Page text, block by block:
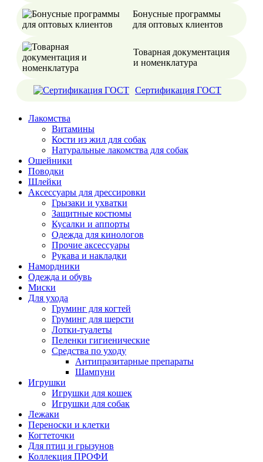
Бонусные программы
для оптовых клиентов
Товарная документация
и номенклатура
Сертификация ГОСТ
Лакомства
Витамины
Кости из жил для собак
Натуральные лакомства для собак
Ошейники
Поводки
Шлейки
Аксессуары для дрессировки
Грызаки и ухватки
Защитные костюмы
Кусалки и аппорты
Одежда для кинологов
Прочие аксессуары
Рукава и накладки
Намордники
Одежда и обувь
Миски
Для ухода
Груминг для когтей
Груминг для шерсти
Лотки-туалеты
Пеленки гигиенические
Средства по уходу
Антипразитарные препараты
Шампуни
Игрушки
Игрушки для кошек
Игрушки для собак
Лежаки
Переноски и клетки
Когтеточки
Для птиц и грызунов
Коллекция ПРОФИ